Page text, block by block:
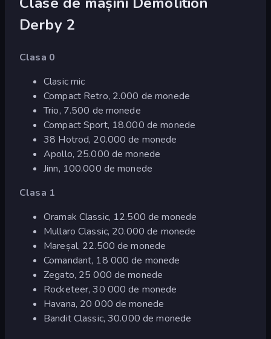
Derby 2
Clasa 0
Clasic mic
Compact Retro, 2.000 de monede
Trio, 7.500 de monede
Compact Sport, 18.000 de monede
38 Hotrod, 20.000 de monede
Apollo, 25.000 de monede
Jinn, 100.000 de monede
Clasa 1
Oramak Classic, 12.500 de monede
Mullaro Classic, 20.000 de monede
Mareșal, 22.500 de monede
Comandant, 18 000 de monede
Zegato, 25 000 de monede
Rocketeer, 30 000 de monede
Havana, 20 000 de monede
Bandit Classic, 30.000 de monede